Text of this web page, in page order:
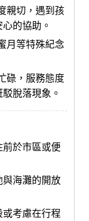
親切，遇到孩
的協助。
月等特殊紀念
碌，服務態度
脫落現象。
於市區或便
海灘的開放
考慮在行程